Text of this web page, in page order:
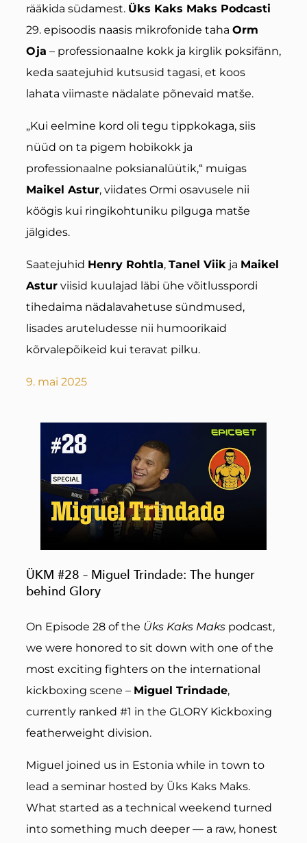
rääkida südamest. Üks Kaks Maks Podcasti
29. episoodis naasis mikrofonide taha Orm
Oja – professionaalne kokk ja kirglik poksifänn,
keda saatejuhid kutsusid tagasi, et koos
lahata viimaste nädalate põnevaid matše.
„Kui eelmine kord oli tegu tippkokaga, siis
nüüd on ta pigem hobikokk ja
professionaalne poksianalüütik,“ muigas
Maikel Astur, viidates Ormi osavusele nii
köögis kui ringikohtuniku pilguga matše
jälgides.
Saatejuhid Henry Rohtla, Tanel Viik ja Maikel
Astur viisid kuulajad läbi ühe võitlusspordi
tihedaima nädalavahetuse sündmused,
lisades aruteludesse nii humoorikaid
kõrvalepõikeid kui teravat pilku.
9. mai 2025
ÜKM #28 – Miguel Trindade: The hunger
behind Glory
On Episode 28 of the Üks Kaks Maks podcast,
we were honored to sit down with one of the
most exciting fighters on the international
kickboxing scene – Miguel Trindade,
currently ranked #1 in the GLORY Kickboxing
featherweight division.
Miguel joined us in Estonia while in town to
lead a seminar hosted by Üks Kaks Maks.
What started as a technical weekend turned
into something much deeper — a raw, honest